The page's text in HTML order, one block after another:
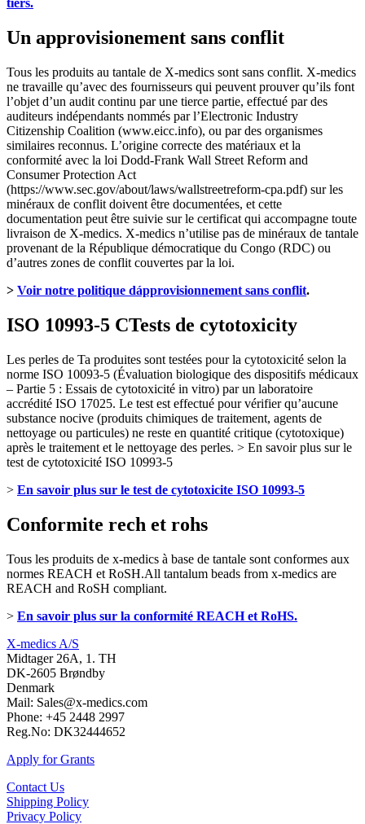
tiers.
Un approvisionement sans conflit
Tous les produits au tantale de X-medics sont sans conflit. X-medics
ne travaille qu’avec des fournisseurs qui peuvent prouver qu’ils font
l’objet d’un audit continu par une tierce partie, effectué par des
auditeurs indépendants nommés par l’Electronic Industry
Citizenship Coalition (www.eicc.info), ou par des organismes
similaires reconnus. L’origine correcte des matériaux et la
conformité avec la loi Dodd-Frank Wall Street Reform and
Consumer Protection Act
(https://www.sec.gov/about/laws/wallstreetreform-cpa.pdf) sur les
minéraux de conflit doivent être documentées, et cette
documentation peut être suivie sur le certificat qui accompagne toute
livraison de X-medics. X-medics n’utilise pas de minéraux de tantale
provenant de la République démocratique du Congo (RDC) ou
d’autres zones de conflit couvertes par la loi.
> Voir notre politique dápprovisionnement sans conflit.
ISO 10993-5 CTests de cytotoxicity
Les perles de Ta produites sont testées pour la cytotoxicité selon la
norme ISO 10093-5 (Évaluation biologique des dispositifs médicaux
– Partie 5 : Essais de cytotoxicité in vitro) par un laboratoire
accrédité ISO 17025. Le test est effectué pour vérifier qu’aucune
substance nocive (produits chimiques de traitement, agents de
nettoyage ou particules) ne reste en quantité critique (cytotoxique)
après le traitement et le nettoyage des perles. > En savoir plus sur le
test de cytotoxicité ISO 10993-5
> En savoir plus sur le test de cytotoxicite ISO 10993-5
Conformite rech et rohs
Tous les produits de x-medics à base de tantale sont conformes aux
normes REACH et RoSH.All tantalum beads from x-medics are
REACH and RoSH compliant.
> En savoir plus sur la conformité REACH et RoHS.
X-medics A/S
Midtager 26A, 1. TH
DK-2605 Brøndby
Denmark
Mail: Sales@x-medics.com
Phone: +45 2448 2997
Reg.No: DK32444652
Apply for Grants
Contact Us
Shipping Policy
Privacy Policy